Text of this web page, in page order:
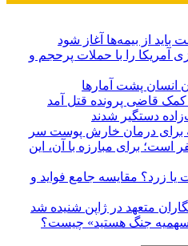
از بیمه‌ها آغاز شود
آمریکا را با حملات پرحجم‌‌ و
انسان پشت آمارها
قاضی پرونده قتل آمد
برای درمان خارش پوست سر
۶ میوه متنفر است؛ برای مبارزه با آن، این
زرد؟ مقایسه جامع فواید و
متعهد در ژاپن شنیده شد
جنگ هستید» چیست؟